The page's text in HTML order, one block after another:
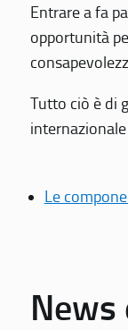
Entrare a fa
opportunità
Tutto ciò è di
Le
News